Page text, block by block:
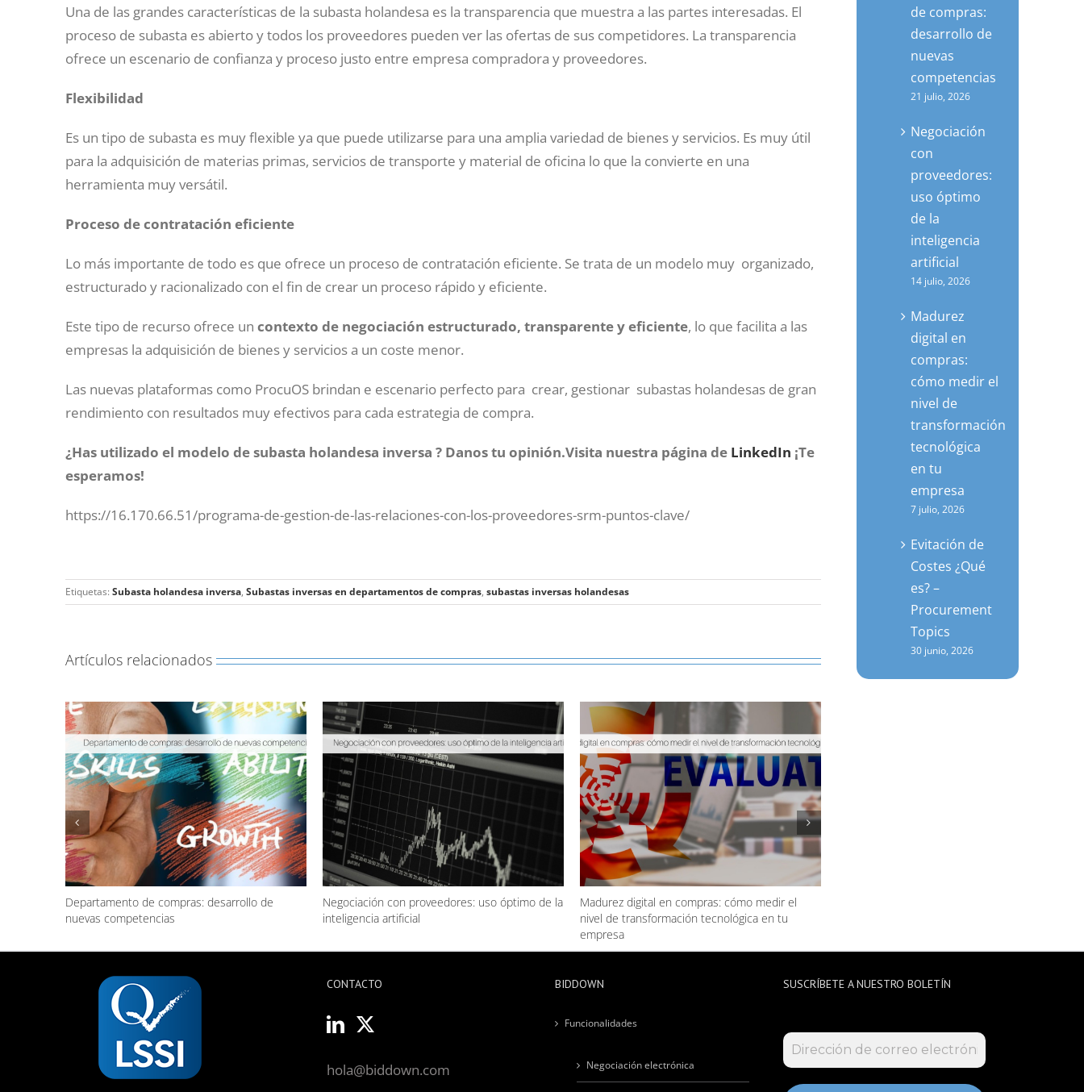
Una de las grandes características de la subasta holandesa es la transparencia que muestra a las partes interesadas. El
proceso de subasta es abierto y todos los proveedores pueden ver las ofertas de sus competidores. La transparencia
ofrece un escenario de confianza y proceso justo entre empresa compradora y proveedores.
Flexibilidad
Es un tipo de subasta es muy flexible ya que puede utilizarse para una amplia variedad de bienes y servicios. Es muy útil
para la adquisición de materias primas, servicios de transporte y material de oficina lo que la convierte en una
herramienta muy versátil.
Proceso de contratación eficiente
Lo más importante de todo es que ofrece un proceso de contratación eficiente. Se trata de un modelo muy organizado,
estructurado y racionalizado con el fin de crear un proceso rápido y eficiente.
Este tipo de recurso ofrece un contexto de negociación estructurado, transparente y eficiente, lo que facilita a las
empresas la adquisición de bienes y servicios a un coste menor.
Las nuevas plataformas como ProcuOS brindan e escenario perfecto para crear, gestionar subastas holandesas de gran
rendimiento con resultados muy efectivos para cada estrategia de compra.
¿Has utilizado el modelo de subasta holandesa inversa ? Danos tu opinión.Visita nuestra página de LinkedIn ¡Te
esperamos!
https://16.170.66.51/programa-de-gestion-de-las-relaciones-con-los-proveedores-srm-puntos-clave/
Etiquetas: Subasta holandesa inversa, Subastas inversas en departamentos de compras, subastas inversas holandesas
Artículos relacionados
Departamento de compras: desarrollo de
nuevas competencias
Negociación con proveedores: uso óptimo de la
inteligencia artificial
Madurez digital en compras: cómo medir el
nivel de transformación tecnológica en tu
empresa
de compras:
desarrollo de
nuevas
competencias
21 julio, 2026
Negociación
con
proveedores:
uso óptimo
de la
inteligencia
artificial
14 julio, 2026
Madurez
digital en
compras:
cómo medir el
nivel de
transformación
tecnológica
en tu
empresa
7 julio, 2026
Evitación de
Costes ¿Qué
es? –
Procurement
Topics
30 junio, 2026
CONTACTO
hola@biddown.com
BIDDOWN
Funcionalidades
Negociación electrónica
SUSCRÍBETE A NUESTRO BOLETÍN